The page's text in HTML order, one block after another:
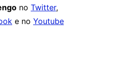
no Twitter,
e no Youtube